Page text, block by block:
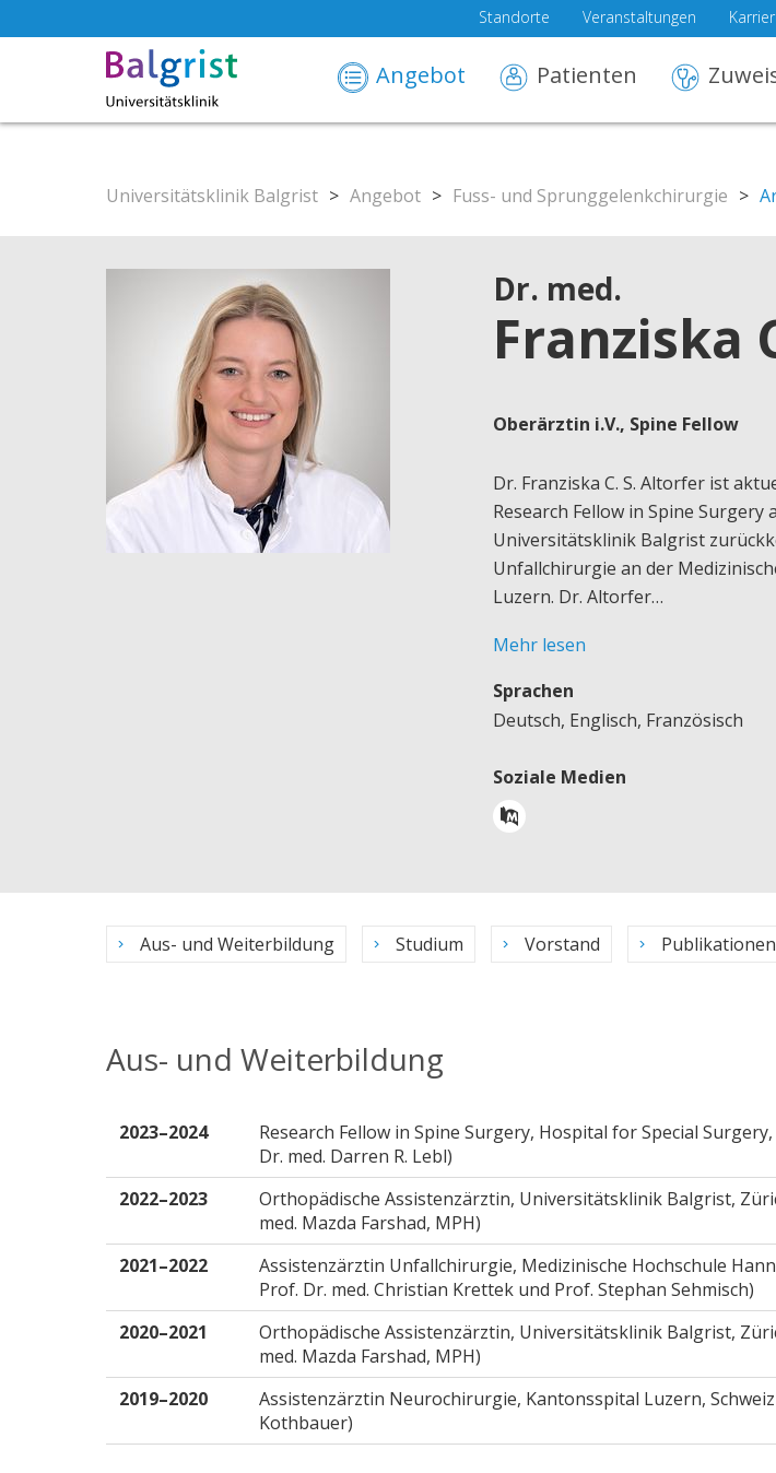
Standorte Veranstaltungen
Angebot Patienten
Universitätsklinik Balgrist > Angebot > Fuss- und Sprunggelenkchirurgie >
Dr. med.
Franziska
Oberärztin i.V., Spine Fellow
Dr. Franziska C. S. Altorfer ist
Research Fellow in Spine
Universitätsklinik Balgrist
Unfallchirurgie an der
Luzern. Dr. Altorfer…
Mehr lesen
Sprachen
Deutsch, Englisch, Französisch
Soziale Medien
Aus- und Weiterbildung Studium Vorstand Publikationen
Aus- und Weiterbildung
2023–2024
Research Fellow in Spine Surgery, Hospital for Special
Dr. med. Darren R. Lebl)
2022–2023
Orthopädische Assistenzärztin, Universitätsklinik Balgrist,
med. Mazda Farshad, MPH)
2021–2022
Assistenzärztin Unfallchirurgie, Medizinische Hochschule
Prof. Dr. med. Christian Krettek und Prof. Stephan Sehmisch)
2020–2021
Orthopädische Assistenzärztin, Universitätsklinik Balgrist,
med. Mazda Farshad, MPH)
2019–2020
Assistenzärztin Neurochirurgie, Kantonsspital Luzern,
Kothbauer)